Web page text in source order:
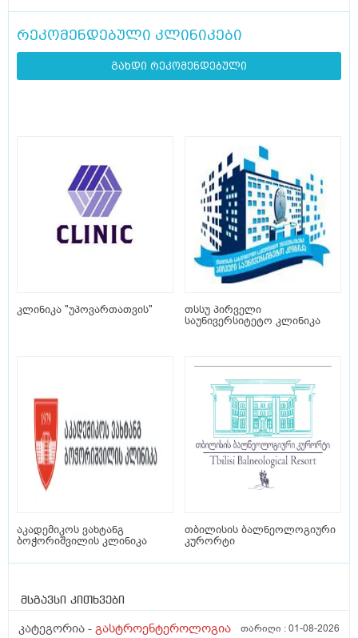
რეკომენდებული კლინიკები
გახდი რეკომენდებული
კლინიკა "უპოვართათვის"
თსსუ პირველი
საუნივერსიტეტო კლინიკა
აკადემიკოს ვახტანგ
ბოჭორიშვილის კლინიკა
თბილისის ბალნეოლოგიური
კურორტი
მსგავსი კითხვები
კატეგორია - გასტროენტეროლოგია თარიღი :01-08-2026